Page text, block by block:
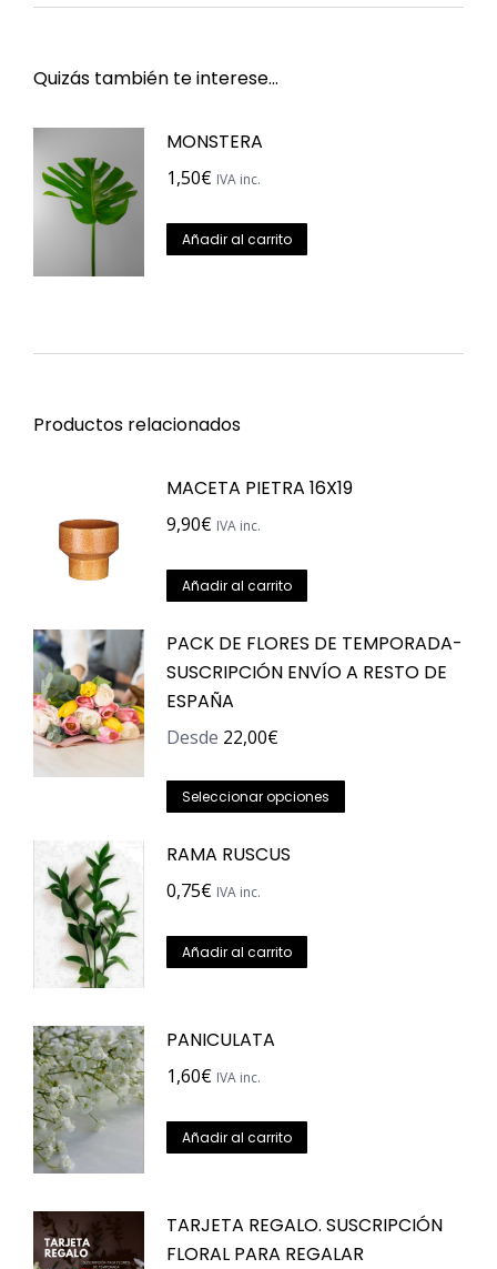
Quizás también te interese…
MONSTERA
1,50€ IVA inc.
Añadir al carrito
Productos relacionados
MACETA PIETRA 16X19
9,90€ IVA inc.
Añadir al carrito
PACK DE FLORES DE TEMPORADA-
SUSCRIPCIÓN ENVÍO A RESTO DE
ESPAÑA
Desde 22,00€
Seleccionar opciones
producto
RAMA RUSCUS
0,75€ IVA inc.
Añadir al carrito
PANICULATA
1,60€ IVA inc.
Añadir al carrito
TARJETA REGALO. SUSCRIPCIÓN
FLORAL PARA REGALAR